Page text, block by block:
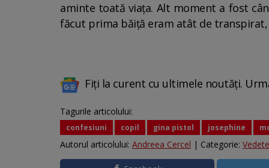
aminte toată viața. Alt moment a fost
făcut prima băiță eram atât de
Fiți la curent cu ultimele noutăți.
Tagurile articolului:
confesiuni copil gina pistol josephine
Autorul articolului: Andreea Cercel | Categorie: Vedete